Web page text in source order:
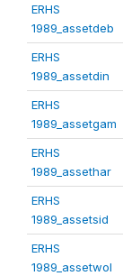
ERHS
1989_assetdeb
ERHS
1989_assetdin
ERHS
1989_assetgam
ERHS
1989_assethar
ERHS
1989_assetsid
ERHS
1989_assetwol